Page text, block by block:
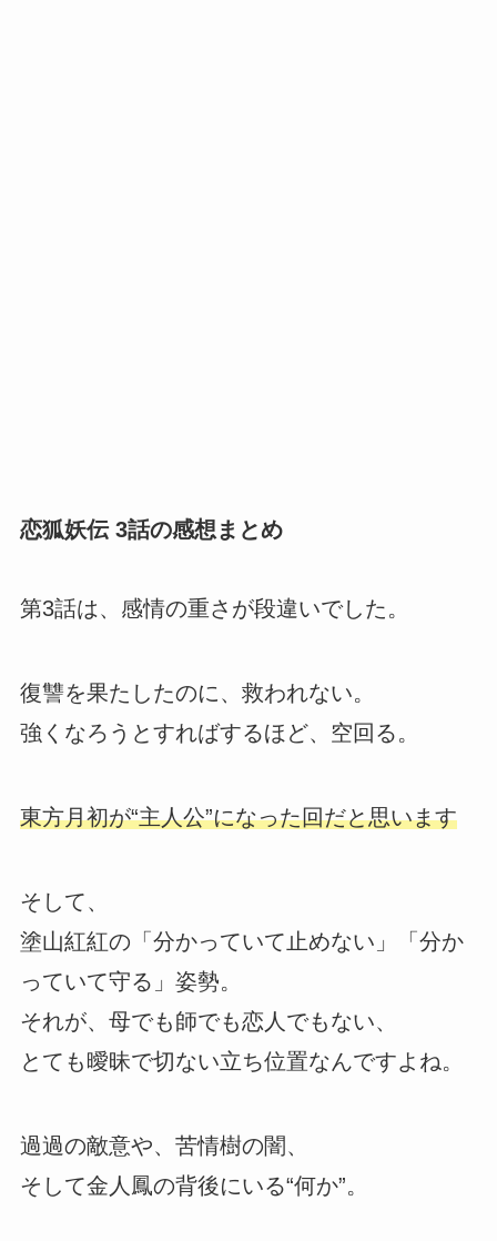
恋狐妖伝 3話の感想まとめ
第3話は、感情の重さが段違いでした。
復讐を果たしたのに、救われない。
強くなろうとすればするほど、空回る。
東方月初が“主人公”になった回だと思います
そして、
塗山紅紅の「分かっていて止めない」「分か
っていて守る」姿勢。
それが、母でも師でも恋人でもない、
とても曖昧で切ない立ち位置なんですよね。
過過の敵意や、苦情樹の闇、
そして金人鳳の背後にいる“何か”。